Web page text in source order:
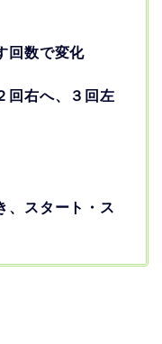
回数で変化
へ、３回左
、スタート・ス